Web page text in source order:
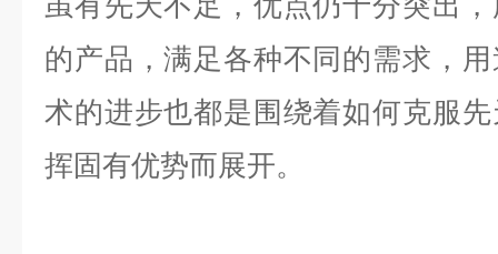
的产品，满足各种不同的需求，
术的进步也都是围绕着如何克服
挥固有优势而展开。